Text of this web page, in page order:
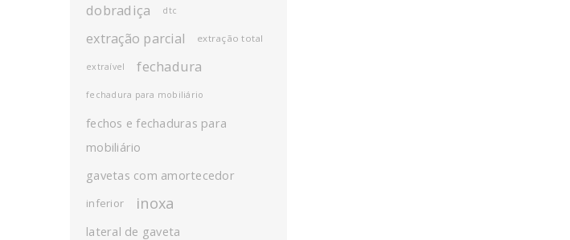
dobradiça dtc
extração parcial extração total
extraível fechadura
fechadura para mobiliário
fechos e fechaduras para
mobiliário
gavetas com amortecedor
inferior inoxa
lateral de gaveta